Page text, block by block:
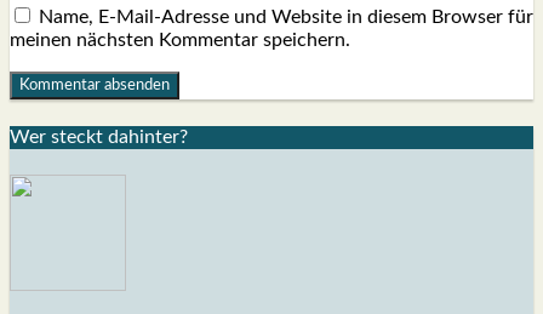
Name, E-Mail-Adresse und Website in diesem Browser für
meinen nächsten Kommentar speichern.
Wer steckt dahin­ter?